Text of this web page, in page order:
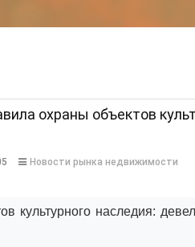
охраны объектов
Новости рынка недвижимости
культурного наследия: